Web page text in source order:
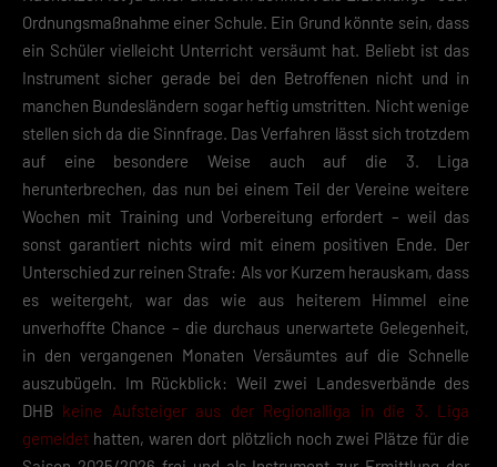
Ordnungsmaßnahme einer Schule. Ein Grund könnte sein, dass
ein Schüler vielleicht Unterricht versäumt hat. Beliebt ist das
Instrument sicher gerade bei den Betroffenen nicht und in
manchen Bundesländern sogar heftig umstritten. Nicht wenige
stellen sich da die Sinnfrage. Das Verfahren lässt sich trotzdem
auf eine besondere Weise auch auf die 3. Liga
herunterbrechen, das nun bei einem Teil der Vereine weitere
Wochen mit Training und Vorbereitung erfordert – weil das
sonst garantiert nichts wird mit einem positiven Ende. Der
Unterschied zur reinen Strafe: Als vor Kurzem herauskam, dass
es weitergeht, war das wie aus heiterem Himmel eine
unverhoffte Chance – die durchaus unerwartete Gelegenheit,
in den vergangenen Monaten Versäumtes auf die Schnelle
auszubügeln. Im Rückblick: Weil zwei Landesverbände des
DHB keine Aufsteiger aus der Regionalliga in die 3. Liga
gemeldet hatten, waren dort plötzlich noch zwei Plätze für die